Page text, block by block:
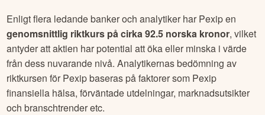
Enligt flera ledande banker och analytiker har Pexipen
genomsnittlig riktkurs på cirka92.5 norska kronor, vilket
antyder att aktien har potential att öka eller minska i värde
från dess nuvarande nivå. Analytikernas bedömning av
riktkursen för Pexipbaseras på faktorer som Pexip
finansiella hälsa, förväntade utdelningar, marknadsutsikter
och branschtrender etc.